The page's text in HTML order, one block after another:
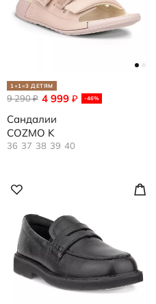
1+1=3 ДЕТЯМ
4 999 ₽ -46%
9 290₽
Сандалии
COZMO K
36 37 38 39 40